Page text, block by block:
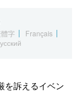
Русский
字
Français
を訴えるイベン